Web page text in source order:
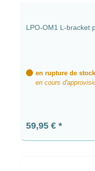
LPO-OM1 L-bracket
en rupture de
en cours
Prix régulier :
59,95 €